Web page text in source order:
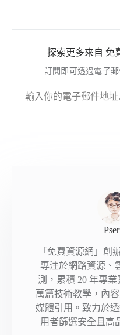
探索更多來自 免
訂閱即可透過電子
「免費資源網」創
專注於網路資源、
測，累積 20 年專
萬篇技術教學，內
媒體引用。致力於
用者篩選安全且高